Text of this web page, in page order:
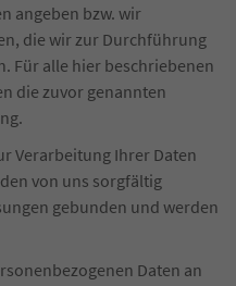
angeben bzw. wir
die wir zur Durchführung
Für alle hier beschriebenen
die zuvor genannten
Verarbeitung Ihrer Daten
von uns sorgfältig
gebunden und werden
Daten an